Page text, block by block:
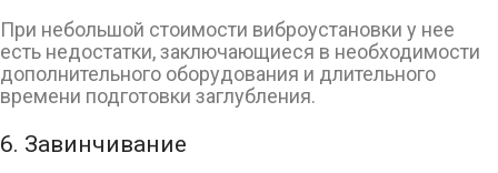
При небольшой стоимости виброустановки у нее
есть недостатки, заключающиеся в необходимости
дополнительного оборудования и длительного
времени подготовки заглубления.
6. Завинчивание